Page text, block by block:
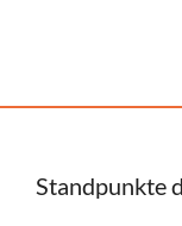
Standpunkte